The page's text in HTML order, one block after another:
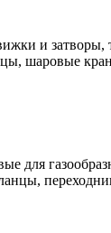
и
шаровые
для